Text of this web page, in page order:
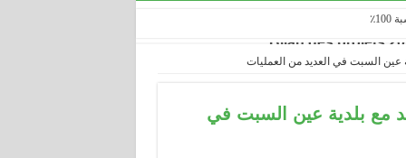
... ...
عين السبت في العديد من العمليات
مع بلدية عين السبت في